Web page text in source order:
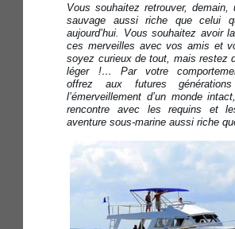
Vous souhaitez retrouver, demain,
sauvage aussi riche que celui
aujourd’hui. Vous souhaitez avoir
ces merveilles avec vos amis et
soyez curieux de tout, mais restez
léger !… Par votre comportement
offrez aux futures
l’émerveillement d’un monde
rencontre avec les requins et
aventure sous-marine aussi riche